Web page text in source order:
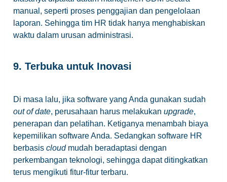
manual, seperti proses penggajian dan pengelolaan
laporan. Sehingga tim HR tidak hanya menghabiskan
waktu dalam urusan administrasi.
9. Terbuka untuk Inovasi
Di masa lalu, jika software yang Anda gunakan sudah
out of date, perusahaan harus melakukan upgrade,
penerapan dan pelatihan. Ketiganya menambah biaya
kepemilikan software Anda. Sedangkan software HR
berbasis cloud mudah beradaptasi dengan
perkembangan teknologi, sehingga dapat ditingkatkan
terus mengikuti fitur-fitur terbaru.